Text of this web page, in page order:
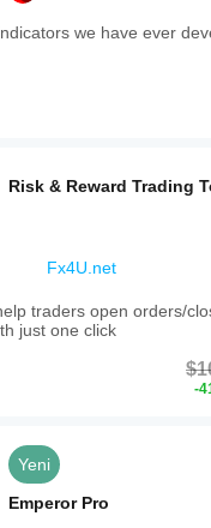
we have ever
Risk & Reward Trading
Fx4U.net
traders open orders/
just one click
-
Yeni
Emperor Pro